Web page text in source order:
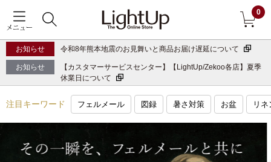
メニュー
0
すべて見る アウター
お知らせ 令和8年熊本地震のお見舞いと商品お届け遅延について
お知らせ
【カスタマーサービスセンター】【LightUp/Zekoo各店】夏季
休業日について
注目キーワード フェルメール 図録 暑さ対策 お盆 リネ